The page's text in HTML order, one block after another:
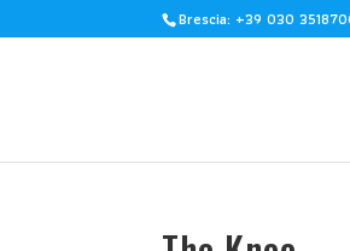
Brescia: +39 030